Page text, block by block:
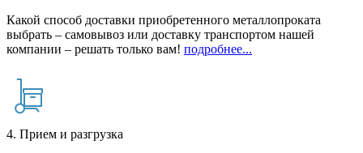
Какой способ доставки приобретенного металлопроката
выбрать – самовывоз или доставку транспортом нашей
компании – решать только вам! подробнее...
4. Прием и разгрузка